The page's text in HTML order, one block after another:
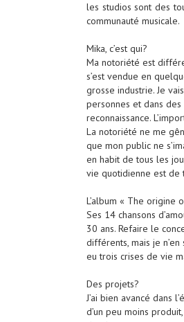
les studios sont des
communauté musicale.
Mika, c’est qui?
Ma notoriété est
s’est vendue en
grosse industrie. Je
personnes et dans
reconnaissance.
La notoriété ne me
que mon public ne
en habit de tous les
vie quotidienne est
L’album « The origine
Ses 14 chansons
30 ans. Refaire le
différents, mais je n’en
eu trois crises de vie
Des projets?
J’ai bien avancé dans
d’un peu moins